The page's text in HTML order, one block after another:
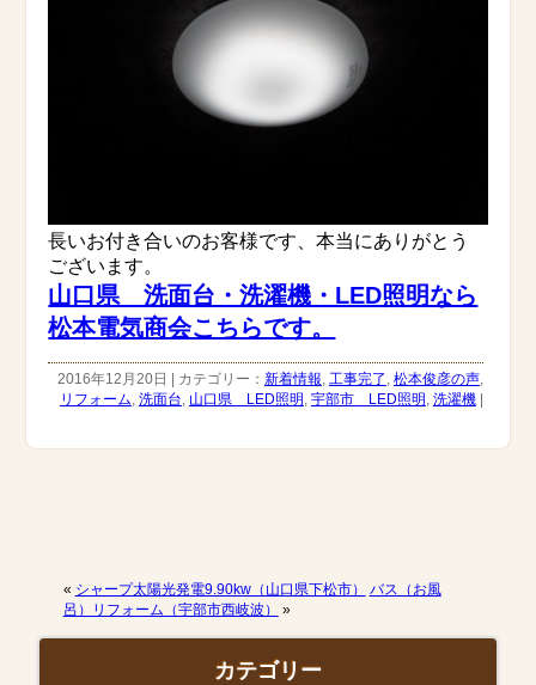
長いお付き合いのお客様です、本当にありがとう
ございます。
山口県 洗面台・洗濯機・LED照明なら
松本電気商会こちらです。
2016年12月20日 | カテゴリー： 新着情報, 工事完了 , 松本俊彦の声,
リフォーム, 洗面台, 山口県 LED照明 , 宇部市 LED照明 , 洗濯機|
« シャープ太陽光発電9.90kw（山口県下松市）
バス（お風
呂）リフォーム（宇部市西岐波）
»
カテゴリー